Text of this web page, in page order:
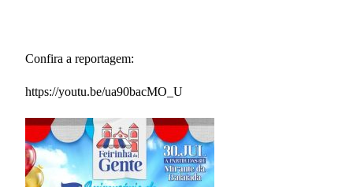
Confira a reportagem:
https://youtu.be/ua90bacMO_U